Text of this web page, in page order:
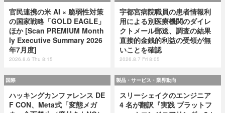
官民連携の米 AI × 脆弱性対策
の国家戦略「GOLD EAGLE」
ほか [Scan PREMIUM Month
ly Executive Summary 2026
年7月度]
2026.8.6 Thu 8:15
宇都宮病院職員の患者情報利
用による別医療機関のダイレ
クトメール郵送、調査の結果
直接的金銭的利益の受領が無
いことを確認
2026.8.7 Fri 8:05
国際
ハッキングカンファレンス DE
F CON、Meta式「変態メガ
製品・サービス・業界動向
スリーシェイクのエンジニア
4 名が翻訳『実践 プラットフ